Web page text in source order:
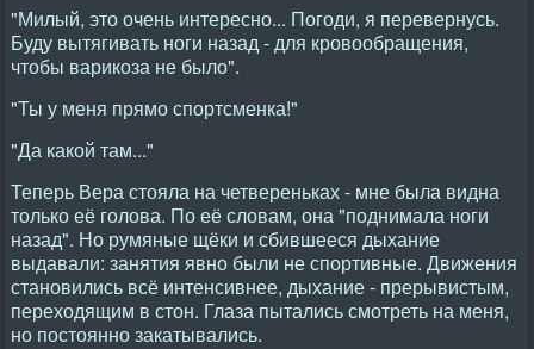
"Милый, это очень интересно... Погоди, я перевернусь.
Буду вытягивать ноги назад - для кровообращения,
чтобы варикоза не было".
"Ты у меня прямо спортсменка!"
"Да какой там..."
Теперь Вера стояла на четвереньках - мне была видна
только её голова. По её словам, она "поднимала ноги
назад". Но румяные щёки и сбившееся дыхание
выдавали: занятия явно были не спортивные. Движения
становились всё интенсивнее, дыхание - прерывистым,
переходящим в стон. Глаза пытались смотреть на меня,
но постоянно закатывались.